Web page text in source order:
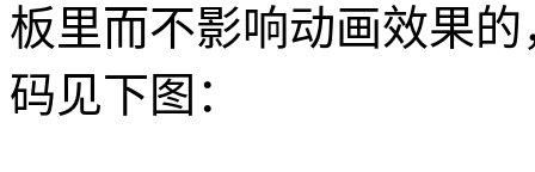
板里而不影响动画效果
码见下图：